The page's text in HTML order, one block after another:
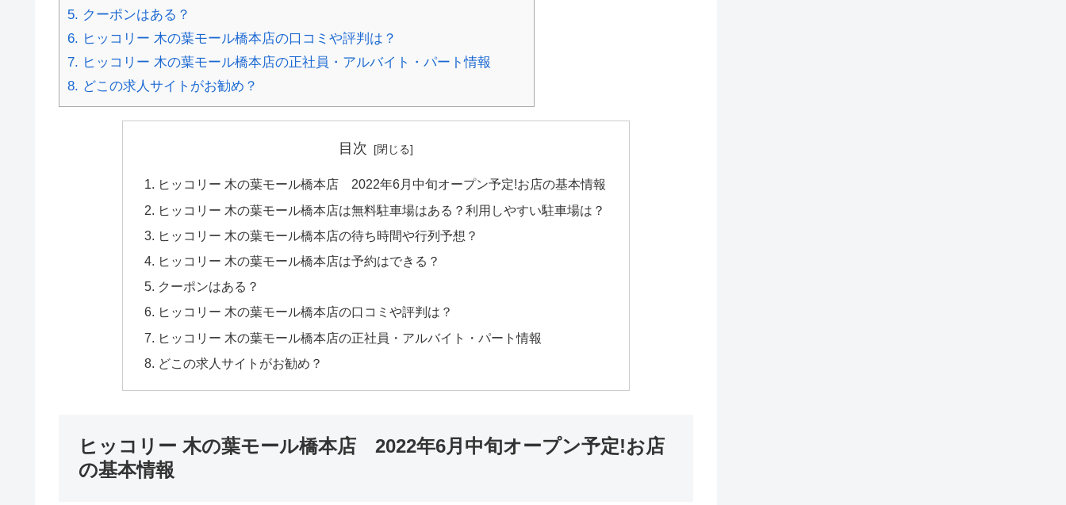
5. クーポンはある？
6. ヒッコリー 木の葉モール橋本店の口コミや評判は？
7. ヒッコリー 木の葉モール橋本店の正社員・アルバイト・パート情報
8. どこの求人サイトがお勧め？
目次
ヒッコリー 木の葉モール橋本店 2022年6月中旬オープン予定!お店の基本情報
ヒッコリー 木の葉モール橋本店は無料駐車場はある？利用しやすい駐車場は？
ヒッコリー 木の葉モール橋本店の待ち時間や行列予想？
ヒッコリー 木の葉モール橋本店は予約はできる？
クーポンはある？
ヒッコリー 木の葉モール橋本店の口コミや評判は？
ヒッコリー 木の葉モール橋本店の正社員・アルバイト・パート情報
どこの求人サイトがお勧め？
ヒッコリー 木の葉モール橋本店 2022年6月中旬オープン予定!お店
の基本情報